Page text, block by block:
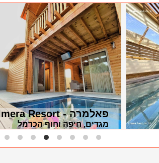
פאלמרה - Palmera Resort
מגדים, חיפה וחוף הכרמל